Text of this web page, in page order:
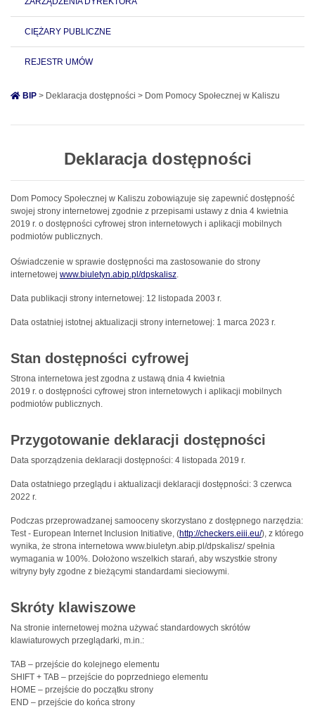
CIĘŻARY PUBLICZNE
REJESTR UMÓW
BIP > Deklaracja dostępności > Dom Pomocy Społecznej w Kaliszu
Deklaracja dostępności
Dom Pomocy Społecznej w Kaliszu zobowiązuje się zapewnić dostępność
swojej strony internetowej zgodnie z przepisami ustawy z dnia 4 kwietnia
2019 r. o dostępności cyfrowej stron internetowych i aplikacji mobilnych
podmiotów publicznych.
Oświadczenie w sprawie dostępności ma zastosowanie do strony
internetowej www.biuletyn.abip.pl/dpskalisz.
Data publikacji strony internetowej: 12 listopada 2003 r.
Data ostatniej istotnej aktualizacji strony internetowej: 1 marca 2023 r.
Stan dostępności cyfrowej
Strona internetowa jest zgodna z ustawą dnia 4 kwietnia
2019 r. o dostępności cyfrowej stron internetowych i aplikacji mobilnych
podmiotów publicznych.
Przygotowanie deklaracji dostępności
Data sporządzenia deklaracji dostępności: 4 listopada 2019 r.
Data ostatniego przeglądu i aktualizacji deklaracji dostępności: 3 czerwca
2022 r.
Podczas przeprowadzanej samooceny skorzystano z dostępnego narzędzia:
Test - European Internet Inclusion Initiative, (http://checkers.eiii.eu/), z którego
wynika, że strona internetowa www.biuletyn.abip.pl/dpskalisz/ spełnia
wymagania w 100%. Dołożono wszelkich starań, aby wszystkie strony
witryny były zgodne z bieżącymi standardami sieciowymi.
Skróty klawiszowe
Na stronie internetowej można używać standardowych skrótów
klawiaturowych przeglądarki, m.in.:
TAB – przejście do kolejnego elementu
SHIFT + TAB – przejście do poprzedniego elementu
HOME – przejście do początku strony
END – przejście do końca strony